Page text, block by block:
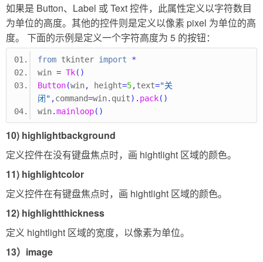
如果是 Button、Label 或 Text 控件，此属性定义以字符数目
为单位的高度。其他的控件则是定义以像素 pixel 为单位的高
度。 下面的示例是定义一个字符高度为 5 的按钮：
from tkinter import
*
win = Tk()
Button(win, height=5,text="关
闭" ,command=win. quit). pack()
win.mainloop()
10) highlightbackground
定义控件在没有键盘焦点时，画 hightlight 区域的颜色。
11) highlightcolor
定义控件在有键盘焦点时，画 hightlight 区域的颜色。
12) highlightthickness
定义 hightlight 区域的宽度，以像素为单位。
13）image